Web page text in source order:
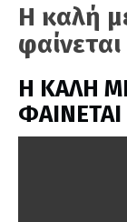
Η καλή
H ΚΑΛΗ
ΦΑΙΝΕΤΑΙ